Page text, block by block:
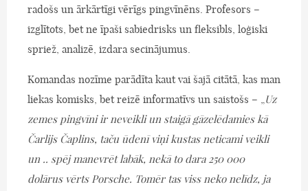
radošs un ārkārtīgi vērīgs pingvīnēns. Profesors –
izglītots, bet ne īpaši sabiedrisks un fleksibls, loģiski
spriež, analizē, izdara secinājumus.
Komandas nozīme parādīta kaut vai šajā citātā, kas man
liekas komisks, bet reizē informatīvs un saistošs – „
Uz
zemes pingvīni ir neveikli un staigā gāzelēdamies kā
Čarlijs Čaplins, taču ūdenī viņi kustas neticami veikli
un .. spēj manevrēt labāk, nekā to dara 250 000
dolārus vērts Porsche. Tomēr tas viss neko nelīdz, ja